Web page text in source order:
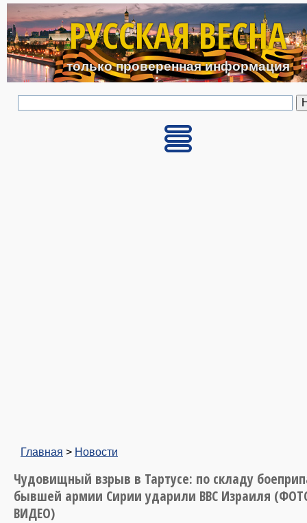
Перейти к основному
РУССКАЯ ВЕСНА
только проверенная информация
Главная > Новости
Чудовищный взрыв в Тартусе: по складу
бывшей армии Сирии ударили ВВС Израиля
ВИДЕО)